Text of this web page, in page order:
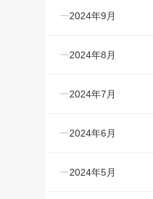
2024年9月
2024年8月
2024年7月
2024年6月
2024年5月